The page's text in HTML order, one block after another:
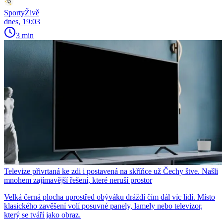
SportyŽivě
dnes, 19:03
3 min
Televize přivrtaná ke zdi i postavená na skříňce už Čechy štve. Našli
mnohem zajímavější řešení, které neruší prostor
Velká černá plocha uprostřed obýváku dráždí čím dál víc lidí. Místo
klasického zavěšení volí posuvné panely, lamely nebo televizor,
který se tváří jako obraz.